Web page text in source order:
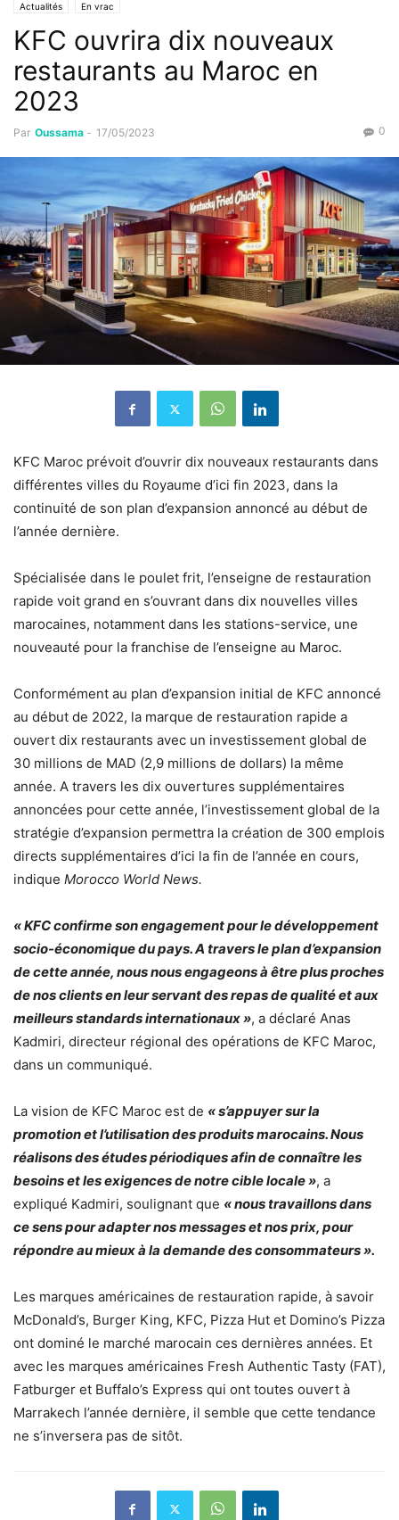
Actualités En vrac
KFC ouvrira dix nouveaux
restaurants au Maroc en
2023
Par Oussama - 17/05/2023 0
KFC Maroc prévoit d’ouvrir dix nouveaux restaurants dans
différentes villes du Royaume d’ici fin 2023, dans la
continuité de son plan d’expansion annoncé au début de
l’année dernière.
Spécialisée dans le poulet frit, l’enseigne de restauration
rapide voit grand en s’ouvrant dans dix nouvelles villes
marocaines, notamment dans les stations-service, une
nouveauté pour la franchise de l’enseigne au Maroc.
Conformément au plan d’expansion initial de KFC annoncé
au début de 2022, la marque de restauration rapide a
ouvert dix restaurants avec un investissement global de
30 millions de MAD (2,9 millions de dollars) la même
année. A travers les dix ouvertures supplémentaires
annoncées pour cette année, l’investissement global de la
stratégie d’expansion permettra la création de 300 emplois
directs supplémentaires d’ici la fin de l’année en cours,
indique Morocco World News.
« KFC confirme son engagement pour le développement
socio-économique du pays. A travers le plan d’expansion
de cette année, nous nous engageons à être plus proches
de nos clients en leur servant des repas de qualité et aux
meilleurs standards internationaux », a déclaré Anas
Kadmiri, directeur régional des opérations de KFC Maroc,
dans un communiqué.
La vision de KFC Maroc est de « s’appuyer sur la
promotion et l’utilisation des produits marocains. Nous
réalisons des études périodiques afin de connaître les
besoins et les exigences de notre cible locale », a
expliqué Kadmiri, soulignant que « nous travaillons dans
ce sens pour adapter nos messages et nos prix, pour
répondre au mieux à la demande des consommateurs ».
Les marques américaines de restauration rapide, à savoir
McDonald’s, Burger King, KFC, Pizza Hut et Domino’s Pizza
ont dominé le marché marocain ces dernières années. Et
avec les marques américaines Fresh Authentic Tasty (FAT),
Fatburger et Buffalo’s Express qui ont toutes ouvert à
Marrakech l’année dernière, il semble que cette tendance
ne s’inversera pas de sitôt.